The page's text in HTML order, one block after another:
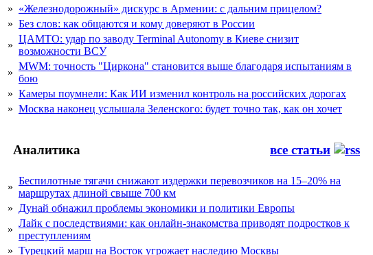
» «Железнодорожный» дискурс в Армении: с дальним прицелом?
» Без слов: как общаются и кому доверяют в России
»
ЦАМТО: удар по заводу Terminal Autonomy в Киеве снизит
возможности ВСУ
»
MWM: точность "Циркона" становится выше благодаря испытаниям в
бою
» Камеры поумнели: Как ИИ изменил контроль на российских дорогах
» Москва наконец услышала Зеленского: будет точно так, как он хочет
Аналитика все статьи
»
Беспилотные тягачи снижают издержки перевозчиков на 15–20% на
маршрутах длиной свыше 700 км
» Дунай обнажил проблемы экономики и политики Европы
»
Лайк с последствиями: как онлайн-знакомства приводят подростков к
преступлениям
» Турецкий марш на Восток угрожает наследию Москвы